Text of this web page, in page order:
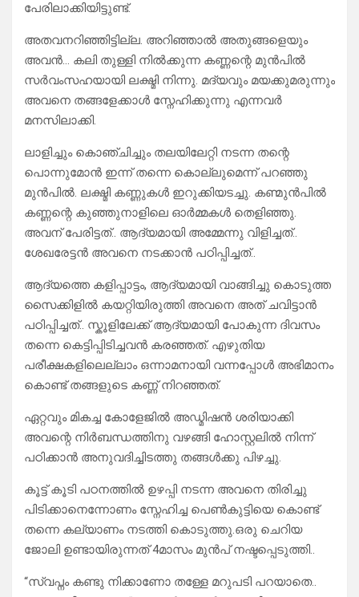
പേരിലാക്കിയിട്ടുണ്ട്.
അതവനറിഞ്ഞിട്ടില്ല. അറിഞ്ഞാൽ അതുങ്ങളെയും
അവൻ… കലി തുള്ളി നിൽക്കുന്ന കണ്ണന്റെ മുൻപിൽ
സർവംസഹയായി ലക്ഷ്മി നിന്നു. മദ്യവും മയക്കുമരുന്നും
അവനെ തങ്ങളേക്കാൾ സ്നേഹിക്കുന്നു എന്നവർ
മനസിലാക്കി.
ലാളിച്ചും കൊഞ്ചിച്ചും തലയിലേറ്റി നടന്ന തന്റെ
പൊന്നുമോൻ ഇന്ന് തന്നെ കൊല്ലുമെന്ന് പറഞ്ഞു
മുൻപിൽ. ലക്ഷ്മി കണ്ണുകൾ ഇറുക്കിയടച്ചു. കണ്മുൻപിൽ
കണ്ണന്റെ കുഞ്ഞുനാളിലെ ഓർമ്മകൾ തെളിഞ്ഞു.
അവന് പേരിട്ടത്.. ആദ്യമായി അമ്മേന്നു വിളിച്ചത്..
ശേഖരേട്ടൻ അവനെ നടക്കാൻ പഠിപ്പിച്ചത്..
ആദ്യത്തെ കളിപ്പാട്ടം, ആദ്യമായി വാങ്ങിച്ചു കൊടുത്ത
സൈക്കിളിൽ കയറ്റിയിരുത്തി അവനെ അത് ചവിട്ടാൻ
പഠിപ്പിച്ചത്.. സ്കൂളിലേക്ക് ആദ്യമായി പോകുന്ന ദിവസം
തന്നെ കെട്ടിപ്പിടിച്ചവൻ കരഞ്ഞത്. എഴുതിയ
പരീക്ഷകളിലെല്ലാം ഒന്നാമനായി വന്നപ്പോൾ അഭിമാനം
കൊണ്ട് തങ്ങളുടെ കണ്ണ് നിറഞ്ഞത്.
ഏറ്റവും മികച്ച കോളേജിൽ അഡ്മിഷൻ ശരിയാക്കി
അവന്റെ നിർബന്ധത്തിനു വഴങ്ങി ഹോസ്റ്റലിൽ നിന്ന്
പഠിക്കാൻ അനുവദിച്ചിടത്തു തങ്ങൾക്കു പിഴച്ചു.
കൂട്ട് കൂടി പഠനത്തിൽ ഉഴപ്പി നടന്ന അവനെ തിരിച്ചു
പിടിക്കാനെന്നോണം സ്നേഹിച്ച പെൺകുട്ടിയെ കൊണ്ട്
തന്നെ കല്യാണം നടത്തി കൊടുത്തു.ഒരു ചെറിയ
ജോലി ഉണ്ടായിരുന്നത് 4മാസം മുൻപ് നഷ്ടപ്പെടുത്തി..
“സ്വപ്നം കണ്ടു നിക്കാണോ തള്ളേ മറുപടി പറയാതെ..